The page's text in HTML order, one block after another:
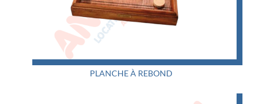
PLANCHE À REBOND